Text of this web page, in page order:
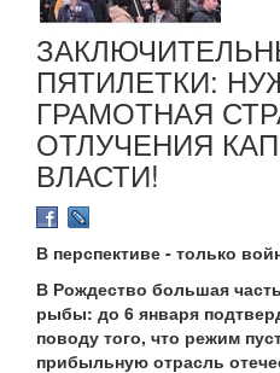
ПЯТИЛЕТКИ:
ГРАМОТНАЯ
ОТЛУЧЕНИЯ
ВЛАСТИ!
В перспективе - только
В Рождество большая
рыбы: до 6 января
поводу того, что режим
прибыльную отрасль